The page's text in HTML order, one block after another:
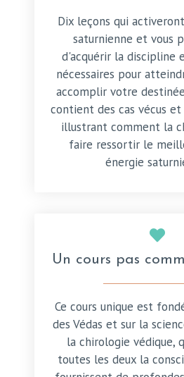
Dix leçons qui
saturnienne et vous
d'acquérir la discipline
nécessaires pour
accomplir votre
contient des cas vécus
illustrant comment la
faire ressortir le
énergie
Un cours pas
Ce cours unique est
des Védas et sur la
la chirologie védique,
toutes les deux la